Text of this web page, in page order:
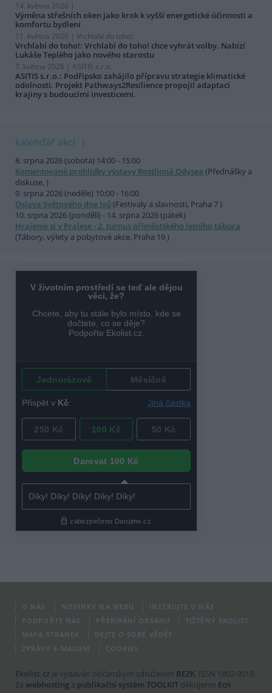
14. května 2026 |
Výměna střešních oken jako krok k vyšší energetické účinnosti a
komfortu bydlení
11. května 2026 | Vrchlabí do toho!
Vrchlabí do toho!: Vrchlabí do toho! chce vyhrát volby. Nabízí
Lukáše Teplého jako nového starostu
7. května 2026 | ASITIS s.r.o.
ASITIS s.r.o.: Podřipsko zahájilo přípravu strategie klimatické
odolnosti. Projekt Pathways2Resilience propojil adaptaci
krajiny s budoucími investicemi.
kalendář akcí
8. srpna 2026 (sobota) 14:00 - 15:00
Komentované prohlídky výstavy Rostlinná Odysea (Přednášky a
diskuse, )
9. srpna 2026 (neděle) 10:00 - 16:00
Oslava Světového dne lvů (Festivaly a slavnosti, Praha 7 )
10. srpna 2026 (pondělí) - 14. srpna 2026 (pátek)
Hrajeme si v Pralese - 2. turnus příměstského letního tábora
(Tábory, výlety a pobytové akce, Praha 19 )
O NÁS NOVINKY NA WEBU
INZERUJTE U NÁS
PODPOŘTE NÁS
PŘEBÍRÁNÍ OBSAHU
TIŠTĚNÝ EKOLIST
MAPA STRÁNEK
DEJTE O SOBĚ VĚDĚT
ZPRÁVY E-MAILEM
COOKIES
Ekolist.cz je vydáván občanským sdružením BEZK. ISSN 1802-9019.
Za webhosting a publikační systém TOOLKIT děkujeme Ecn